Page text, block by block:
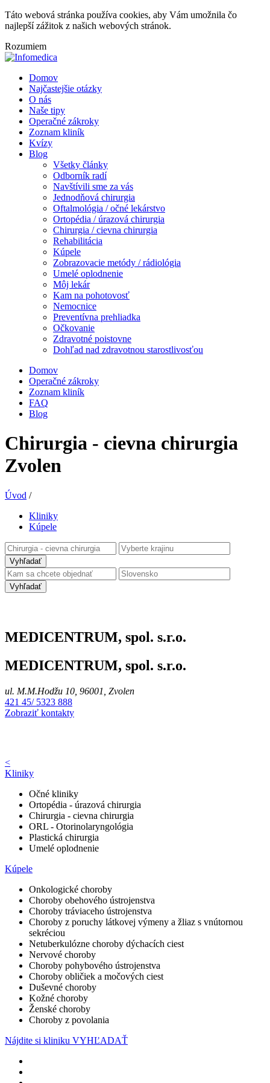
Táto webová stránka používa cookies, aby Vám umožnila čo
najlepší zážitok z našich webových stránok.
Rozumiem
Domov
Najčastejšie otázky
O nás
Naše tipy
Operačné zákroky
Zoznam kliník
Kvízy
Blog
Všetky články
Odborník radí
Navštívili sme za vás
Jednodňová chirurgia
Oftalmológia / očné lekárstvo
Ortopédia / úrazová chirurgia
Chirurgia / cievna chirurgia
Rehabilitácia
Kúpele
Zobrazovacie metódy / rádiológia
Umelé oplodnenie
Môj lekár
Kam na pohotovosť
Nemocnice
Preventívna prehliadka
Očkovanie
Zdravotné poistovne
Dohľad nad zdravotnou starostlivosťou
Domov
Operačné zákroky
Zoznam kliník
FAQ
Blog
Chirurgia - cievna chirurgia
Zvolen
Úvod /
Kliniky
Kúpele
Vyhľadať
Vyhľadať
MEDICENTRUM, spol. s.r.o.
MEDICENTRUM, spol. s.r.o.
ul. M.M.Hodžu 10, 96001, Zvolen
421 45/ 5323 888
Zobraziť kontakty
<
Kliniky
Očné kliniky
Ortopédia - úrazová chirurgia
Chirurgia - cievna chirurgia
ORL - Otorinolaryngológia
Plastická chirurgia
Umelé oplodnenie
Kúpele
Onkologické choroby
Choroby obehového ústrojenstva
Choroby tráviaceho ústrojenstva
Choroby z poruchy látkovej výmeny a žliaz s vnútornou
sekréciou
Netuberkulózne choroby dýchacích ciest
Nervové choroby
Choroby pohybového ústrojenstva
Choroby obličiek a močových ciest
Duševné choroby
Kožné choroby
Ženské choroby
Choroby z povolania
Nájdite si kliniku VYHĽADAŤ